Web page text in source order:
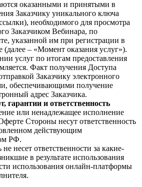
оказанными и принятыми в
Заказчику уникального ключа
необходимого для просмотра
Заказчиком Вебинара, по
указанной им при регистрации в
– «Момент оказания услуг»).
услуг по итогам предоставления
Факт получения Доступа
Заказчику электронного
обеспечивающими получение
адрес Заказчика.
гарантии и ответственность
или ненадлежащее исполнение
Стороны несут ответственность
действующим
РФ.
несет ответственности за какие-
в результате использования
использования онлайн-платформы